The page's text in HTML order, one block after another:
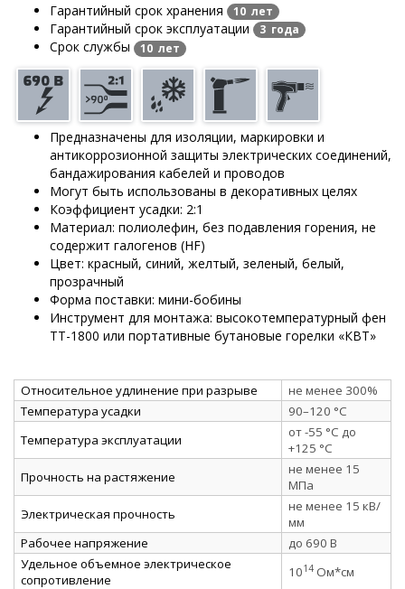
Гарантийный срок хранения 10 лет
Гарантийный срок эксплуатации 3 года
Срок службы 10 лет
Предназначены для изоляции, маркировки и
антикоррозионной защиты электрических соединений,
бандажирования кабелей и проводов
Могут быть использованы в декоративных целях
Коэффициент усадки: 2:1
Материал: полиолефин, без подавления горения, не
содержит галогенов (HF)
Цвет: красный, синий, желтый, зеленый, белый,
прозрачный
Форма поставки: мини-бобины
Инструмент для монтажа: высокотемпературный фен
ТТ-1800 или портативные бутановые горелки «КВТ»
Относительное удлинение при разрыве
не менее 300%
Температура усадки
90–120 °C
Температура эксплуатации
от -55 °C до
+125 °C
Прочность на растяжение
не менее 15
МПа
Электрическая прочность
не менее 15 кВ/
мм
Рабочее напряжение
до 690 В
Удельное объемное электрическое
сопротивление
1014 Ом*см